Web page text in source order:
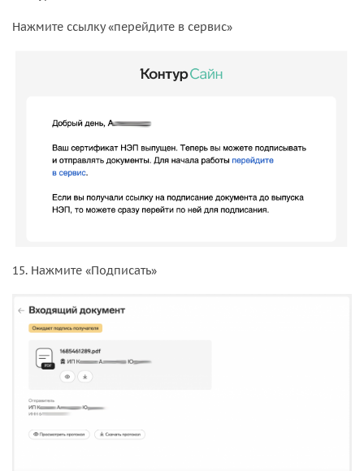
Нажмите ссылку «перейдите в сервис»
15. Нажмите «Подписать»